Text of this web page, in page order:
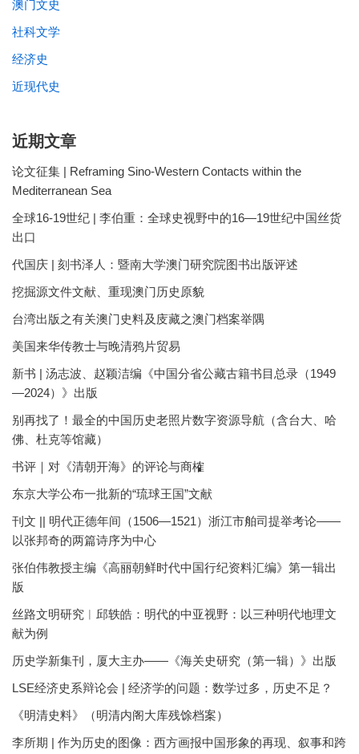
澳门文史
社科文学
经济史
近现代史
近期文章
论文征集 | Reframing Sino-Western Contacts within the
Mediterranean Sea
全球16-19世纪 | 李伯重：全球史视野中的16—19世纪中国丝货
出口
代国庆 | 刻书泽人：暨南大学澳门研究院图书出版评述
挖掘源文件文献、重现澳门历史原貌
台湾出版之有关澳门史料及庋藏之澳门档案举隅
美国来华传教士与晚清鸦片贸易
新书 | 汤志波、赵颖洁编《中国分省公藏古籍书目总录（1949
—2024）》出版
别再找了！最全的中国历史老照片数字资源导航（含台大、哈
佛、杜克等馆藏）
书评｜对《清朝开海》的评论与商榷
东京大学公布一批新的“琉球王国”文献
刊文 || 明代正德年间（1506—1521）浙江市舶司提举考论——
以张邦奇的两篇诗序为中心
张伯伟教授主编《高丽朝鲜时代中国行纪资料汇编》第一辑出
版
丝路文明研究︱邱轶皓：明代的中亚视野：以三种明代地理文
献为例
历史学新集刊，厦大主办——《海关史研究（第一辑）》出版
LSE经济史系辩论会 | 经济学的问题：数学过多，历史不足？
《明清史料》（明清内阁大库残馀档案）
李所期 | 作为历史的图像：西方画报中国形象的再现、叙事和跨